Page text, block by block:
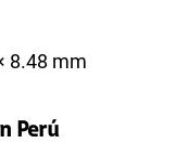
8.48 mm
Perú